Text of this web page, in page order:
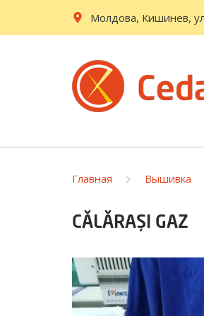
Молдова, Кишинев,
Главная Вышивка
CĂLĂRAȘI GAZ